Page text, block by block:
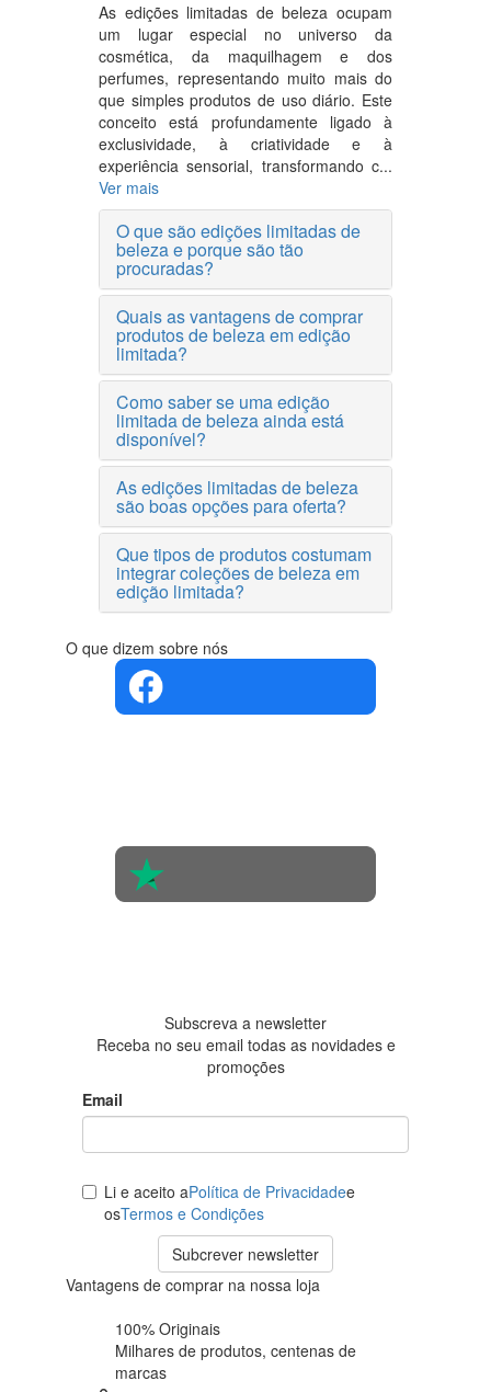
As edições limitadas de beleza ocupam
um lugar especial no universo da
cosmética, da maquilhagem e dos
perfumes, representando muito mais do
que simples produtos de uso diário. Este
conceito está profundamente ligado à
exclusividade, à criatividade e à
experiência sensorial, transformando c...
Ver mais
O que são edições limitadas de
beleza e porque são tão
procuradas?
Quais as vantagens de comprar
produtos de beleza em edição
limitada?
Como saber se uma edição
limitada de beleza ainda está
disponível?
As edições limitadas de beleza
são boas opções para oferta?
Que tipos de produtos costumam
integrar coleções de beleza em
edição limitada?
O que dizem sobre nós
Subscreva a newsletter
Receba no seu email todas as novidades e
promoções
Email
Li e aceito aPolítica de Privacidadee
osTermos e Condições
Subcrever newsletter
Vantagens de comprar na nossa loja
100% Originais
Milhares de produtos, centenas de
marcas